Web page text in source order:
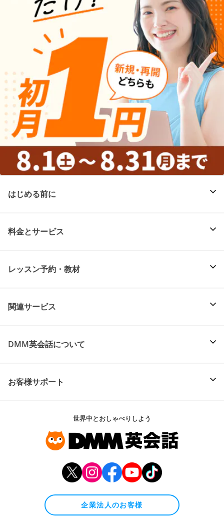
はじめる前に
料金とサービス
レッスン予約・教材
関連サービス
DMM英会話について
お客様サポート
世界中とおしゃべりしよう
企業法人のお客様